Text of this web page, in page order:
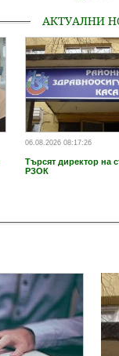
АКТУАЛНИ
06.08.2026 08:17:26
Търсят директор на
РЗОК